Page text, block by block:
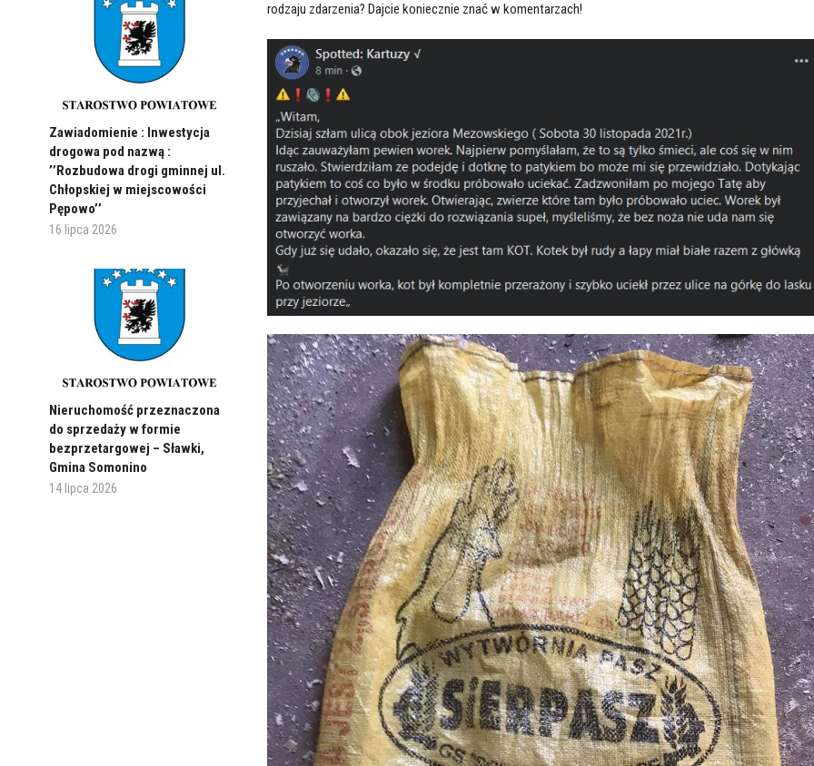
Zawiadomienie : Inwestycja
drogowa pod nazwą :
’’Rozbudowa drogi gminnej ul.
Chłopskiej w miejscowości
Pępowo’’
16 lipca 2026
Nieruchomość przeznaczona
do sprzedaży w formie
bezprzetargowej – Sławki,
Gmina Somonino
14 lipca 2026
rodzaju zdarzenia? Dajcie koniecznie znać w komentarzach!